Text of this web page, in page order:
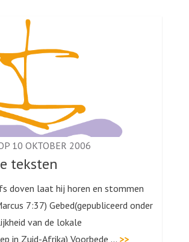
10 OKTOBER 2006
teksten
doven laat hij horen en stommen
7:37) Gebed(gepubliceerd onder
van de lokale
in Zuid-Afrika) Voorbede … >>